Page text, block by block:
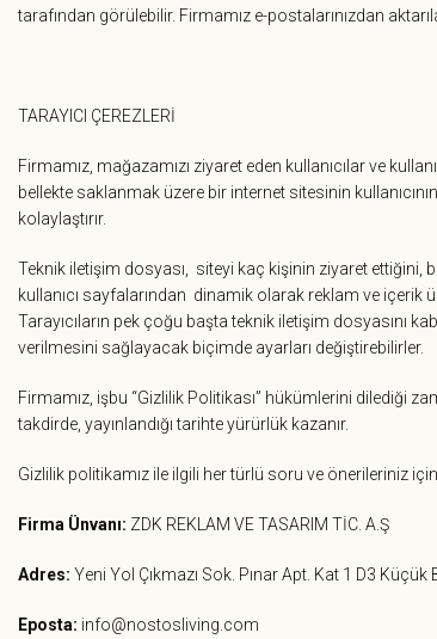
tarafından görülebilir. Firmamız e-postalarınızdan
TARAYICI ÇEREZLERİ
Firmamız, mağazamızı ziyaret eden kullanıcılar ve
bellekte saklanmak üzere bir internet sitesinin
kolaylaştırır.
Teknik iletişim dosyası, siteyi kaç kişinin ziyaret ettiğini,
kullanıcı sayfalarından dinamik olarak reklam ve içerik
Tarayıcıların pek çoğu başta teknik iletişim dosyasını
verilmesini sağlayacak biçimde ayarları değiştirebilirler.
Firmamız, işbu “Gizlilik Politikası” hükümlerini dilediği
takdirde, yayınlandığı tarihte yürürlük kazanır.
Gizlilik politikamız ile ilgili her türlü soru ve önerileriniz için
Firma Ünvanı: ZDK REKLAM VE TASARIM TİC. A.Ş
Adres: Yeni Yol Çıkmazı Sok. Pınar Apt. Kat 1 D3 Küçük
Eposta: info@nostosliving.com